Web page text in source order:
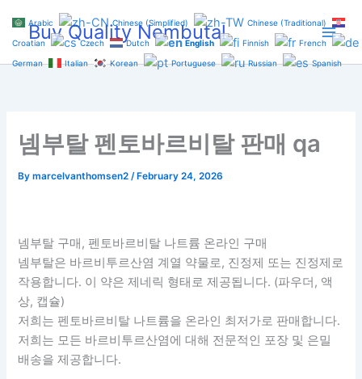
content
Buy Quality Nembutal
넴부탈 펜토바르비탈 판매 qa
Bymarcelvanthomsen2/ February 24, 2026
넴부탈 구매, 펜토바르비탈 나트륨 온라인 구매
넴부탈은 바르비투르산염 계열 약물로, 진정제 또는 진정제로
작용합니다. 이 약은 제네릭 형태로 제공됩니다. (파우더, 액
상, 캡슐)
저희는 펜토바르비탈 나트륨을 온라인 최저가로 판매합니다.
저희는 모든 바르비투르산염에 대해 전문적인 포장 및 은밀
배송을 제공합니다.
Arabic Chinese (Simplified) Chinese (Traditional)
Croatian Czech Dutch English Finnish French
German Italian Korean Portuguese Russian Spanish